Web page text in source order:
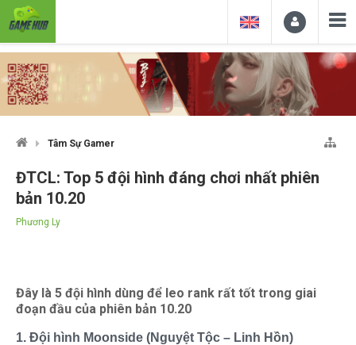
Tâm Sự Gamer
ĐTCL: Top 5 đội hình đáng chơi nhất phiên
bản 10.20
Phương Ly
Đây là 5 đội hình dùng để leo rank rất tốt trong giai
đoạn đầu của phiên bản 10.20
1. Đội hình Moonside (Nguyệt Tộc – Linh Hồn)